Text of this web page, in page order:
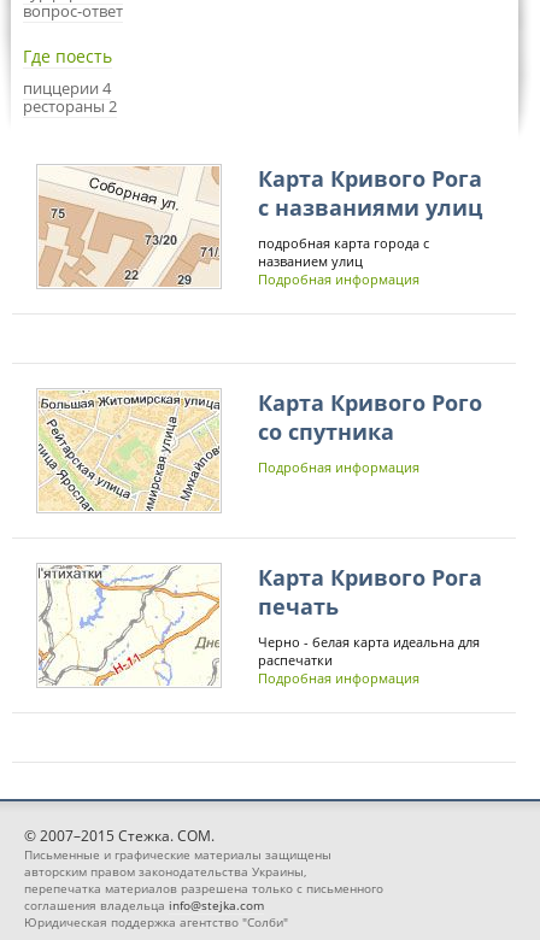
вопрос-ответ
Где поесть
пиццерии 4
рестораны 2
Карта Кривого Рога
с названиями улиц
подробная карта города с
названием улиц
Подробная информация
Карта Кривого Рого
со спутника
Подробная информация
Карта Кривого Рога
печать
Черно - белая карта идеальна для
распечатки
Подробная информация
© 2007–2015 Стежка. COM.
Письменные и графические материалы защищены
авторским правом законодательства Украины,
перепечатка материалов разрешена только с письменного
соглашения владельца info@stejka.com
Юридическая поддержка агентство "Солби"